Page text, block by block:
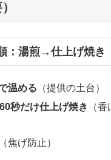
：湯煎→仕上げ焼き
温める （提供の土台）
秒だけ仕上げ焼き
（
（焦げ防止）